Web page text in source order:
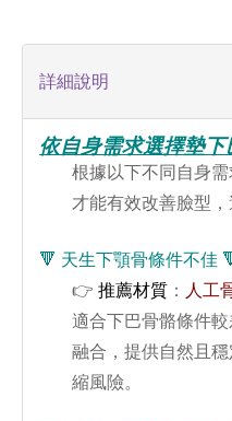
詳細說明
依自身需求選擇墊下
根據以下不同自身需
才能有效改善臉型，
🔻 天生下顎骨條件不佳
👉 推薦材質 ： 人工
適合下巴骨骼條件
融合，提供自然且
縮風險。